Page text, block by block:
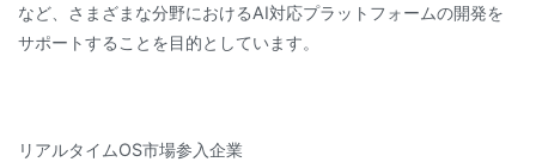
など、さまざまな分野におけるAI対応プラットフォームの開発を
サポートすることを目的としています。
リアルタイムOS市場参入企業